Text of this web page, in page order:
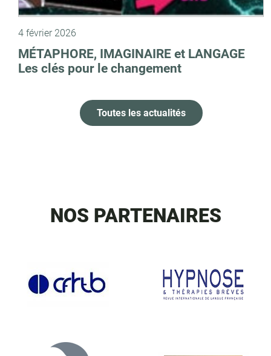
4 février 2026
MÉTAPHORE, IMAGINAIRE et LANGAGE
Les clés pour le changement
Toutes les actualités
NOS PARTENAIRES